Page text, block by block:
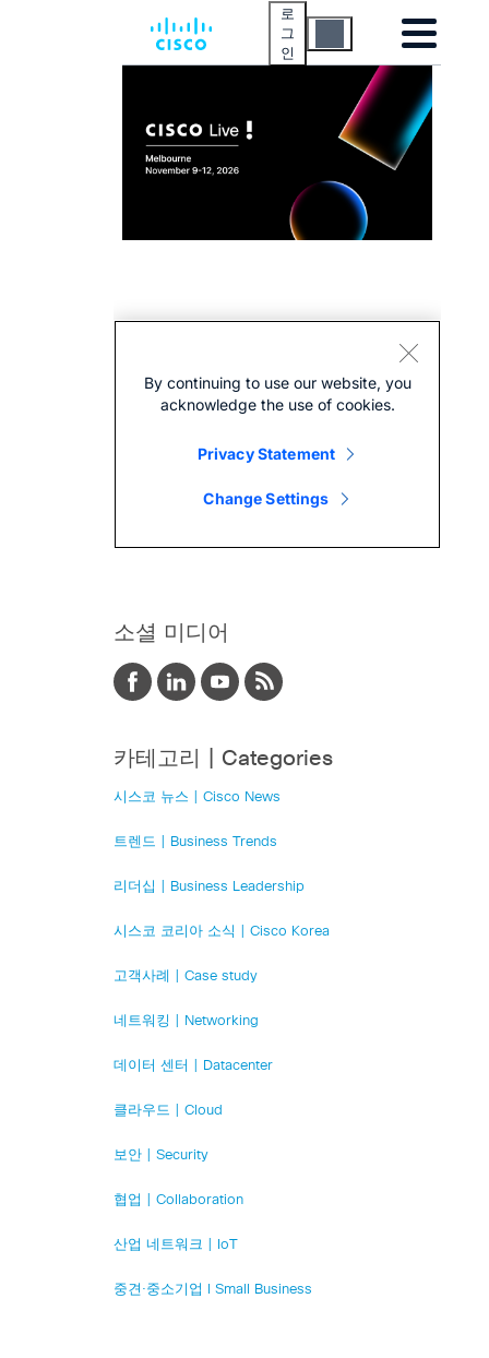
소셜 미디어
카테고리 | Categories
시스코 뉴스 | Cisco News
트렌드 | Business Trends
리더십 | Business Leadership
시스코 코리아 소식 | Cisco Korea
고객사례 | Case study
네트워킹 | Networking
데이터 센터 | Datacenter
클라우드 | Cloud
보안 | Security
협업 | Collaboration
산업 네트워크 | IoT
중견·중소기업 l Small Business